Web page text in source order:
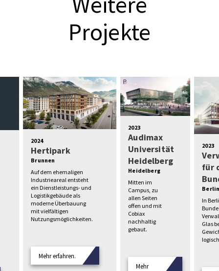
Projekte
2024
Hertipark
Brunnen
Auf dem ehemaligen
Industrieareal entsteht
ein Dienstleistungs- und
Logistikgebäude als
moderne Überbauung
mit vielfältigen
Nutzungsmöglichkeiten.
Mehr erfahren.
2023
Audimax
Universität
Heidelberg
Heidelberg
Mitten im
Campus, zu
allen Seiten
offen und mit
Cobiax
nachhaltig
gebaut.
Mehr
2023
für
In
Glas